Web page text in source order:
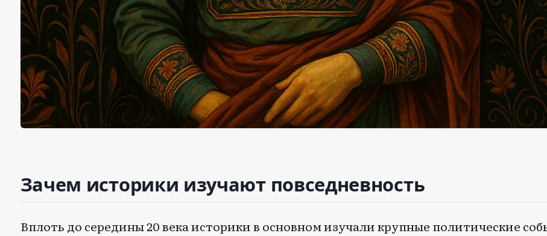
Зачем историки изучают повседневность
Вплоть до середины 20 века историки в основном изучали крупные политические